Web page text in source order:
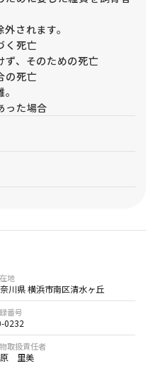
されます。
く死亡
ず、そのための死亡
の死亡
った場合
地
川県 横浜市南区清水ヶ丘
番号
0232
取扱責任者
里美